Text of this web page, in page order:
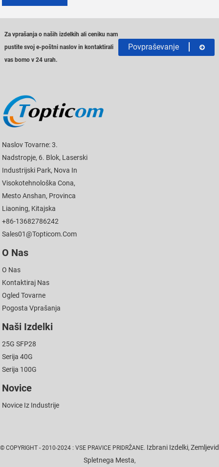
Za vprašanja o naših izdelkih ali ceniku nam
pustite svoj e-poštni naslov in kontaktirali
vas bomo v 24 urah.
Povpraševanje
Naslov Tovarne: 3.
Nadstropje, 6. Blok, Laserski
Industrijski Park, Nova In
Visokotehnološka Cona,
Mesto Anshan, Provinca
Liaoning, Kitajska
+86-13682786242
Sales01@topticom.com
O Nas
O Nas
Kontaktiraj Nas
Ogled Tovarne
Pogosta Vprašanja
Naši Izdelki
25G SFP28
Serija 40G
Serija 100G
Novice
Novice Iz Industrije
© COPYRIGHT - 2010-2024 : VSE PRAVICE PRIDRŽANE. Izbrani Izdelki, Zemljevid
Spletnega Mesta,